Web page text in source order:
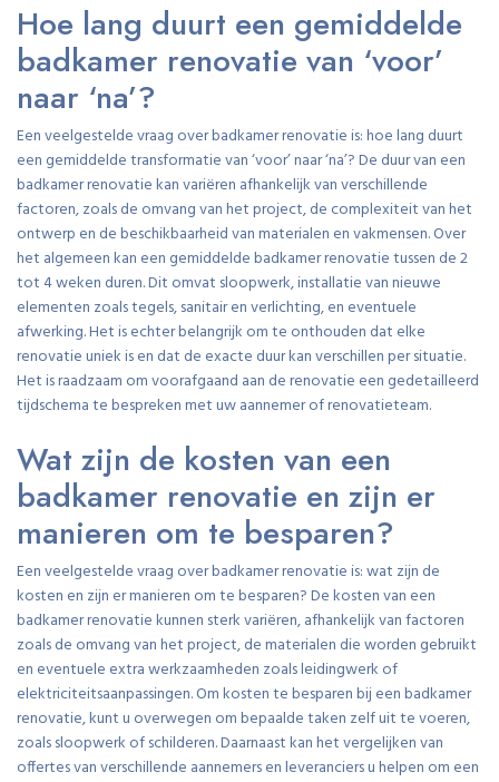
Hoe lang duurt een gemiddelde
badkamer renovatie van ‘voor’
naar ‘na’?
Een veelgestelde vraag over badkamer renovatie is: hoe lang duurt
een gemiddelde transformatie van ‘voor’ naar ‘na’? De duur van een
badkamer renovatie kan variëren afhankelijk van verschillende
factoren, zoals de omvang van het project, de complexiteit van het
ontwerp en de beschikbaarheid van materialen en vakmensen. Over
het algemeen kan een gemiddelde badkamer renovatie tussen de 2
tot 4 weken duren. Dit omvat sloopwerk, installatie van nieuwe
elementen zoals tegels, sanitair en verlichting, en eventuele
afwerking. Het is echter belangrijk om te onthouden dat elke
renovatie uniek is en dat de exacte duur kan verschillen per situatie.
Het is raadzaam om voorafgaand aan de renovatie een gedetailleerd
tijdschema te bespreken met uw aannemer of renovatieteam.
Wat zijn de kosten van een
badkamer renovatie en zijn er
manieren om te besparen?
Een veelgestelde vraag over badkamer renovatie is: wat zijn de
kosten en zijn er manieren om te besparen? De kosten van een
badkamer renovatie kunnen sterk variëren, afhankelijk van factoren
zoals de omvang van het project, de materialen die worden gebruikt
en eventuele extra werkzaamheden zoals leidingwerk of
elektriciteitsaanpassingen. Om kosten te besparen bij een badkamer
renovatie, kunt u overwegen om bepaalde taken zelf uit te voeren,
zoals sloopwerk of schilderen. Daarnaast kan het vergelijken van
offertes van verschillende aannemers en leveranciers u helpen om een